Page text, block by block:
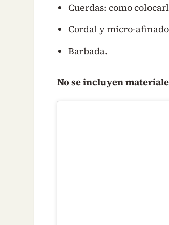
Cuerdas: como
Cordal y micro-
Barbada.
No se incluyen